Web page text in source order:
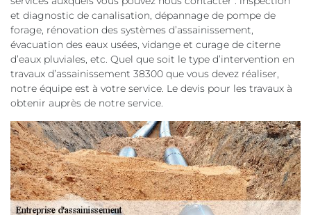
et diagnostic de canalisation, dépannage de pompe de
forage, rénovation des systèmes d’assainissement,
évacuation des eaux usées, vidange et curage de citerne
d’eaux pluviales, etc. Quel que soit le type d’intervention en
travaux d’assainissement 38300 que vous devez réaliser,
notre équipe est à votre service. Le devis pour les travaux à
obtenir auprès de notre service.